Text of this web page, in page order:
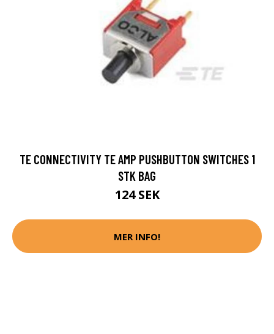
TE CONNECTIVITY TE AMP PUSHBUTTON SWITCHES 1
STK BAG
124 SEK
MER INFO!